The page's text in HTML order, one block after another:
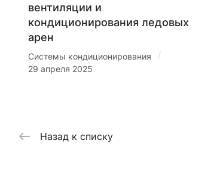
вентиляции и
кондиционирования ледовых
арен
Системы кондиционирования /
29 апреля 2025
Назад к списку